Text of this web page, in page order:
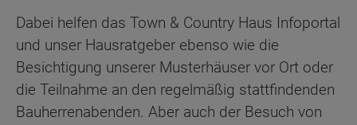
Dabei helfen das Town & Country Haus Infoportal
und unser Hausratgeber ebenso wie die
Besichtigung unserer Musterhäuser vor Ort oder
die Teilnahme an den regelmäßig stattfindenden
Bauherrenabenden. Aber auch der Besuch von